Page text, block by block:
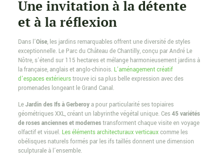
Une invitation à la détente
et à la réflexion
Dans l’Oise, les jardins remarquables offrent une diversité de styles
exceptionnelle. Le Parc du Château de Chantilly, conçu par André Le
Nôtre, s’étend sur 115 hectares et mélange harmonieusement jardins à
la française, anglais et anglo-chinois. L’aménagement créatif
d’espaces extérieurstrouve ici sa plus belle expression avec des
promenades longeant le Grand Canal.
LeJardin des Ifs à Gerberoya pour particularité ses topiaires
géométriques XXL, créant un labyrinthe végétal unique. Ces45 variétés
de roses anciennes et modernestransforment chaque visite en voyage
olfactif et visuel. Les éléments architecturaux verticauxcomme les
obélisques naturels formés par les ifs taillés donnent une dimension
sculpturale à l’ensemble.